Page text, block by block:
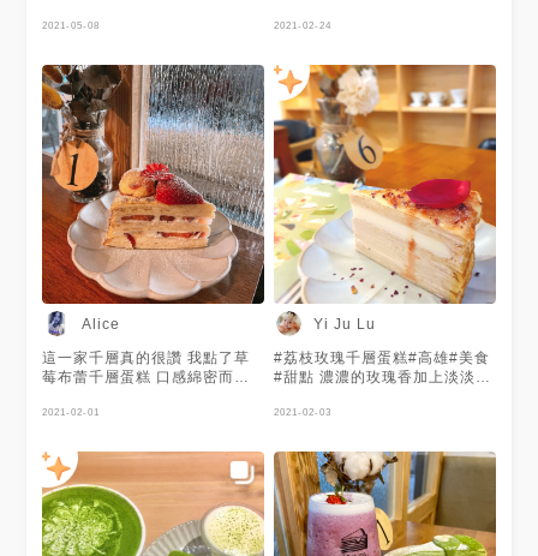
奶120元 自己覺得巧克力香蕉冰
罪惡超滿足，不過會偏甜一些喔
～ . 🗣自己是去民權店，還有陽
明店和博愛店 陽明店：高雄市
三民區陽明路56巷1號 博愛店：
高雄市三民區綏遠一街167巷40
號 營業期間都是12:30～19:00
. 踩點日期🗓20210307 . 營業
地點📍：高雄市前鎮區民權二路
180號1樓 營業電話📞：07-
3344527 營業時間⏰：12:30
～19:00 . #高雄#高雄美食#高
雄市#前鎮區#高雄前鎮區美食#
前鎮美食#高雄前鎮甜點#高雄
甜點#高雄千層蛋糕#高雄下午
茶#千層蛋糕
阿胖胖吃高雄#阿胖胖吃甜點
觀音的茶香十足 好友吃得很開
必點 #高雄#前鎮區 #頤晞甜點
胃
2021-05-08
小山圓抹茶拿鐵$130 抹茶奶凍
蛋糕 $160 草莓QQ千層蛋糕
$170 #甜點 #抹茶 #草莓 #千層
蛋糕
2021-02-24
Alice
這一家千層真的很讚 我點了草
莓布蕾千層蛋糕 口感綿密而且
不一樣的口味 很滿足❤️
2021-02-01
Yi Ju Lu
#荔枝玫瑰千層蛋糕#高雄#美食
#甜點 濃濃的玫瑰香加上淡淡的
2021-02-03